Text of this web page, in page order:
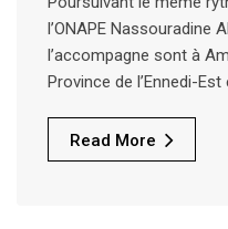
l’ONAPE Nassouradine
l’accompagne sont à
Province de l’Ennedi-
Read More